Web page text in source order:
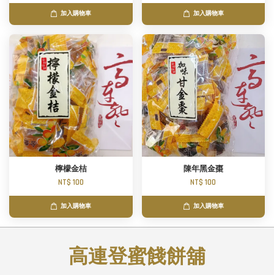
加入購物車 加入購物車
檸檬金桔
NT$ 100
加入購物車
陳年黑金棗
NT$ 100
加入購物車
高連登蜜餞餅舖